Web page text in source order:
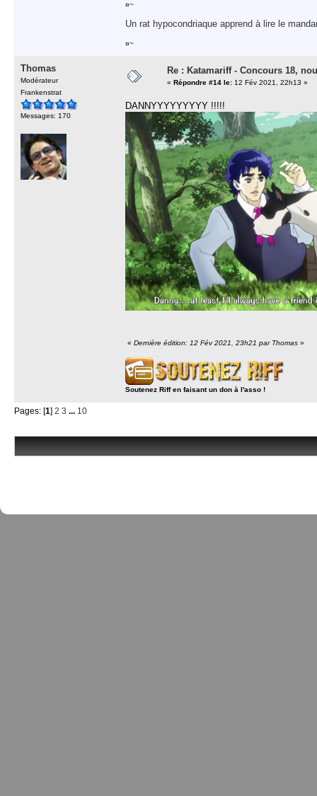
¤~
Un rat hypocondriaque apprend à lire le
¤~
Thomas
Modérateur
Frankenstrat
Messages: 170
Re : Katamariff - Concours 18,
« Répondre #14 le: 12 Fév 2021, 22h13 »
DANNYYYYYYYYY !!!!!
« Dernière édition: 12 Fév 2021, 23h21 par Thomas »
Soutenez Riff en faisant un don à l'asso !
Pages: [1] 2 3 ... 10